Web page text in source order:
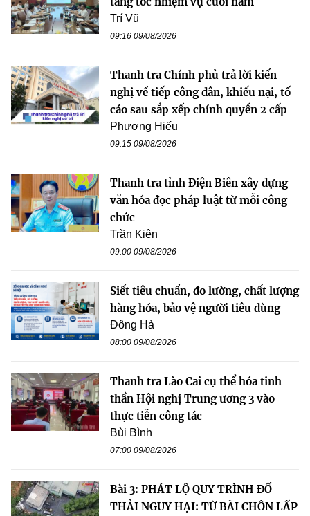
Trí Vũ
09:16 09/08/2026
Thanh tra Chính phủ trả lời kiến
nghị về tiếp công dân, khiếu nại, tố
cáo sau sắp xếp chính quyền 2 cấp
Phương Hiếu
09:15 09/08/2026
Thanh tra tỉnh Điện Biên xây dựng
văn hóa đọc pháp luật từ mỗi công
chức
Trần Kiên
09:00 09/08/2026
Siết tiêu chuẩn, đo lường, chất lượng
hàng hóa, bảo vệ người tiêu dùng
Đông Hà
08:00 09/08/2026
Thanh tra Lào Cai cụ thể hóa tinh
thần Hội nghị Trung ương 3 vào
thực tiễn công tác
Bùi Bình
07:00 09/08/2026
Bài 3: PHÁT LỘ QUY TRÌNH ĐỔ
THẢI NGUY HẠI: TỪ BÃI CHÔN LẤP